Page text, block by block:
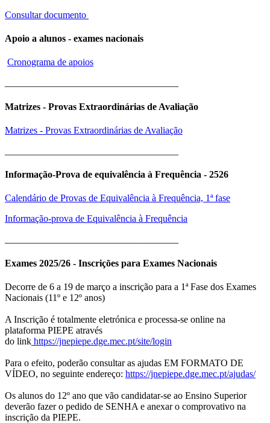
Consultar documento
Apoio a alunos - exames nacionais
Cronograma de apoios
Matrizes - Provas Extraordinárias de Avaliação
Matrizes - Provas Extraordinárias de Avaliação
Informação-Prova de equivalência à Frequência - 2526
Calendário de Provas de Equivalência à Frequência, 1ª fase
Informação-prova de Equivalência à Frequência
Exames 2025/26 - Inscrições para Exames Nacionais
Decorre de 6 a 19 de março a inscrição para a 1ª Fase dos Exames
Nacionais (11º e 12º anos)
A Inscrição é totalmente eletrónica e processa-se online na
plataforma PIEPE através
do link https://jnepiepe.dge.mec.pt/site/login
Para o efeito, poderão consultar as ajudas EM FORMATO DE
VÍDEO, no seguinte endereço: https://jnepiepe.dge.mec.pt/ajudas/
Os alunos do 12º ano que vão candidatar-se ao Ensino Superior
deverão fazer o pedido de SENHA e anexar o comprovativo na
inscrição da PIEPE.